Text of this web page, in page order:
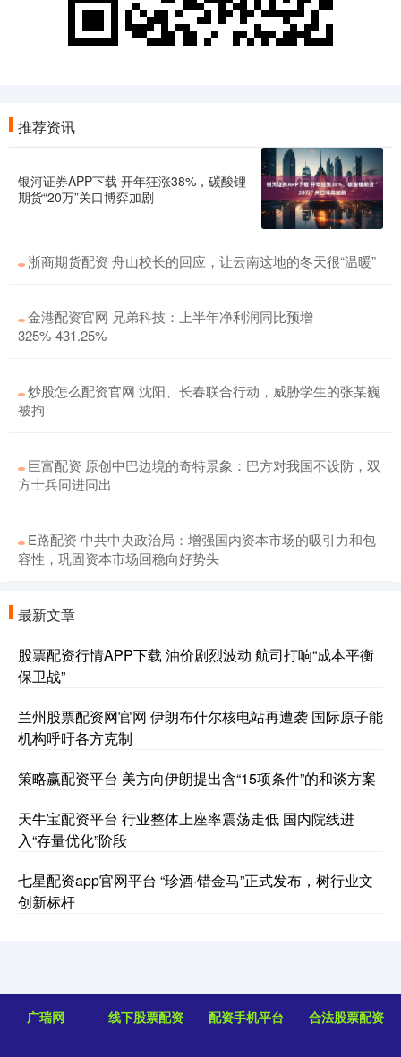
推荐资讯
银河证券APP下载 开年狂涨38%，碳酸锂
期货“20万”关口博弈加剧
浙商期货配资 舟山校长的回应，让云南这地的冬天很“温暖”
金港配资官网 兄弟科技：上半年净利润同比预增
325%-431.25%
炒股怎么配资官网 沈阳、长春联合行动，威胁学生的张某巍
被拘
巨富配资 原创中巴边境的奇特景象：巴方对我国不设防，双
方士兵同进同出
E路配资 中共中央政治局：增强国内资本市场的吸引力和包
容性，巩固资本市场回稳向好势头
最新文章
股票配资行情APP下载 油价剧烈波动 航司打响“成本平衡
保卫战”
兰州股票配资网官网 伊朗布什尔核电站再遭袭 国际原子能
机构呼吁各方克制
策略赢配资平台 美方向伊朗提出含“15项条件”的和谈方案
天牛宝配资平台 行业整体上座率震荡走低 国内院线进
入“存量优化”阶段
七星配资app官网平台 “珍酒·错金马”正式发布，树行业文
创新标杆
广瑞网 线下股票配资 配资手机平台 合法股票配资